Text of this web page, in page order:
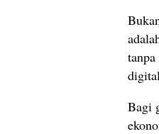
Bagi